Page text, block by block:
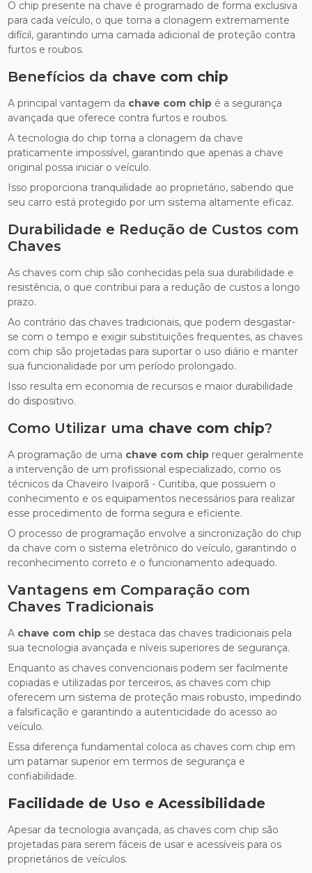
O chip presente na chave é programado de forma exclusiva
para cada veículo, o que torna a clonagem extremamente
difícil, garantindo uma camada adicional de proteção contra
furtos e roubos.
Benefícios da chave com chip
A principal vantagem da chave com chip é a segurança
avançada que oferece contra furtos e roubos.
A tecnologia do chip torna a clonagem da chave
praticamente impossível, garantindo que apenas a chave
original possa iniciar o veículo.
Isso proporciona tranquilidade ao proprietário, sabendo que
seu carro está protegido por um sistema altamente eficaz.
Durabilidade e Redução de Custos com
Chaves
As chaves com chip são conhecidas pela sua durabilidade e
resistência, o que contribui para a redução de custos a longo
prazo.
Ao contrário das chaves tradicionais, que podem desgastar-
se com o tempo e exigir substituições frequentes, as chaves
com chip são projetadas para suportar o uso diário e manter
sua funcionalidade por um período prolongado.
Isso resulta em economia de recursos e maior durabilidade
do dispositivo.
Como Utilizar uma chave com chip?
A programação de uma chave com chip requer geralmente
a intervenção de um profissional especializado, como os
técnicos da Chaveiro Ivaiporã - Curitiba, que possuem o
conhecimento e os equipamentos necessários para realizar
esse procedimento de forma segura e eficiente.
O processo de programação envolve a sincronização do chip
da chave com o sistema eletrônico do veículo, garantindo o
reconhecimento correto e o funcionamento adequado.
Vantagens em Comparação com
Chaves Tradicionais
A chave com chip se destaca das chaves tradicionais pela
sua tecnologia avançada e níveis superiores de segurança.
Enquanto as chaves convencionais podem ser facilmente
copiadas e utilizadas por terceiros, as chaves com chip
oferecem um sistema de proteção mais robusto, impedindo
a falsificação e garantindo a autenticidade do acesso ao
veículo.
Essa diferença fundamental coloca as chaves com chip em
um patamar superior em termos de segurança e
confiabilidade.
Facilidade de Uso e Acessibilidade
Apesar da tecnologia avançada, as chaves com chip são
projetadas para serem fáceis de usar e acessíveis para os
proprietários de veículos.